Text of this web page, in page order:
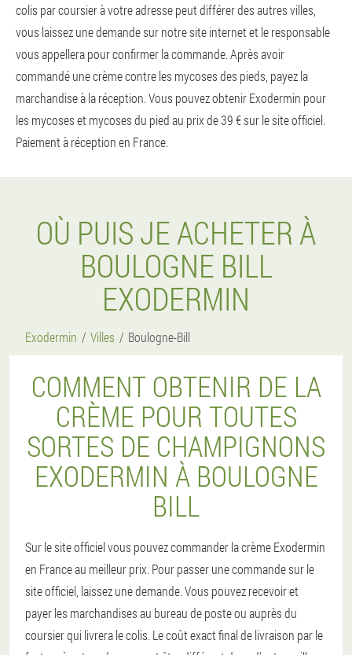
colis par coursier à votre adresse peut différer des autres villes,
vous laissez une demande sur notre site internet et le responsable
vous appellera pour confirmer la commande. Après avoir
commandé une crème contre les mycoses des pieds, payez la
marchandise à la réception. Vous pouvez obtenir Exodermin pour
les mycoses et mycoses du pied au prix de 39 € sur le site officiel.
Paiement à réception en France.
OÙ PUIS JE ACHETER À
BOULOGNE BILL
EXODERMIN
Exodermin Villes Boulogne-Bill
COMMENT OBTENIR DE LA
CRÈME POUR TOUTES
SORTES DE CHAMPIGNONS
EXODERMIN À BOULOGNE
BILL
Sur le site officiel vous pouvez commander la crème Exodermin
en France au meilleur prix. Pour passer une commande sur le
site officiel, laissez une demande. Vous pouvez recevoir et
payer les marchandises au bureau de poste ou auprès du
coursier qui livrera le colis. Le coût exact final de livraison par le